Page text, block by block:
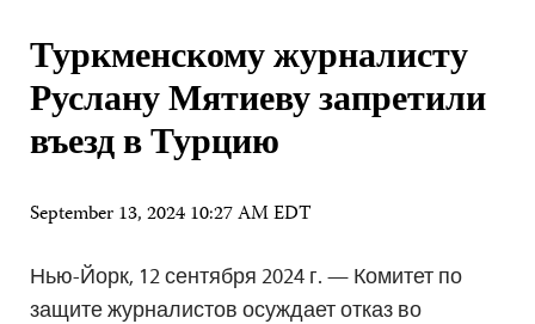
Туркменскому журналисту
Руслану Мятиеву запретили
въезд в Турцию
September 13, 2024 10:27 AM EDT
Нью-Йорк, 12 сентября 2024 г. — Комитет по
защите журналистов осуждает отказ во